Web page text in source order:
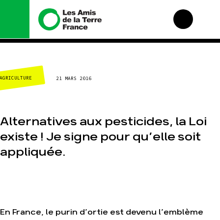
Nous connaître
Histoire
Valeurs
Équipes et
fonctionnement
Le réseau dans le
Mode : une tendance
Gaz au Mozambique, la
AGRICULTURE 21 MARS 2016
Alternatives aux pesticides, la Loi
existe ! Je signe pour qu’elle soit
appliquée.
En France, le purin d’ortie est devenu l’emblème